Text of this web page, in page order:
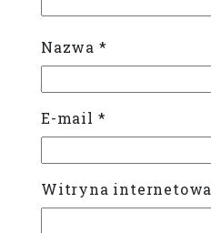
Nazwa *
E-mail *
Witryna internetowa